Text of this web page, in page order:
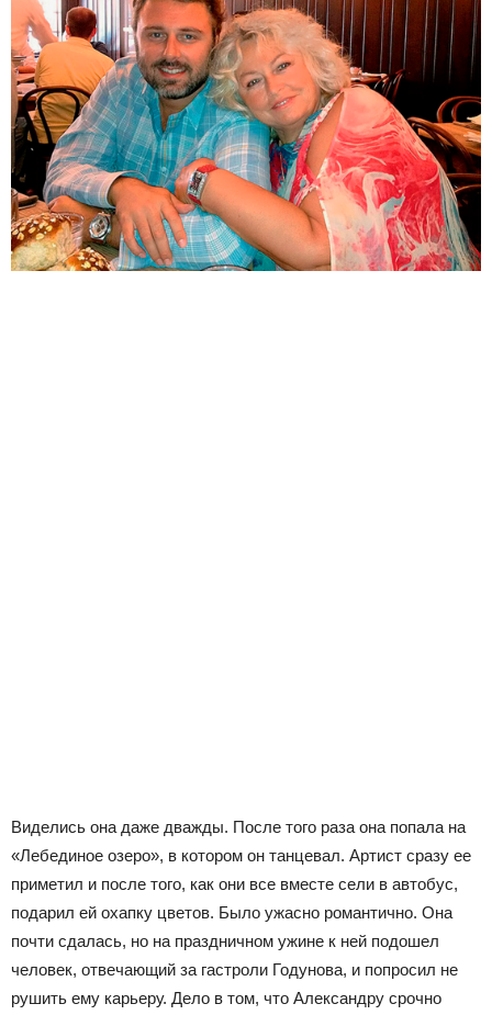
Виделись она даже дважды. После того раза она попала на
«Лебединое озеро», в котором он танцевал. Артист сразу ее
приметил и после того, как они все вместе сели в автобус,
подарил ей охапку цветов. Было ужасно романтично. Она
почти сдалась, но на праздничном ужине к ней подошел
человек, отвечающий за гастроли Годунова, и попросил не
рушить ему карьеру. Дело в том, что Александру срочно